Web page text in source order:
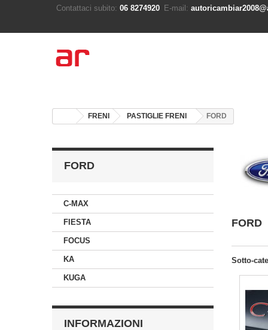
Contattaci subito: 06 8274920 E-mail:
FRENI PASTIGLIE FRENI FORD
FORD
C-MAX
FIESTA
FOCUS
KA
KUGA
INFORMAZIONI
FORD
Sotto-